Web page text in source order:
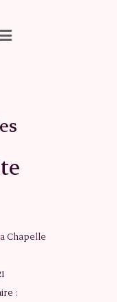
Chapelle
: